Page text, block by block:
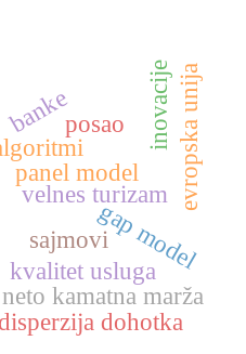
velnes turizam
kvalitet usluga
gap model
sajmovi
dohotka
evropska unija
panel model
neto kamatna marža
bankeposao inovacije